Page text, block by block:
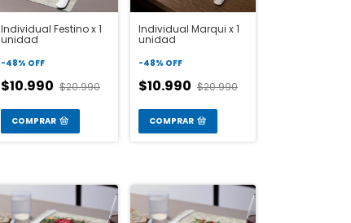
Individual Festino x 1
unidad
-48% OFF
$10.990 $20.990
COMPRAR
Individual Marqui x 1
unidad
-48% OFF
$10.990 $20.990
COMPRAR